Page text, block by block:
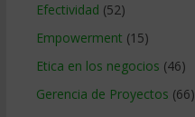
Efectividad (52)
Empowerment (15)
Etica en los negocios (46)
Gerencia de Proyectos (66)